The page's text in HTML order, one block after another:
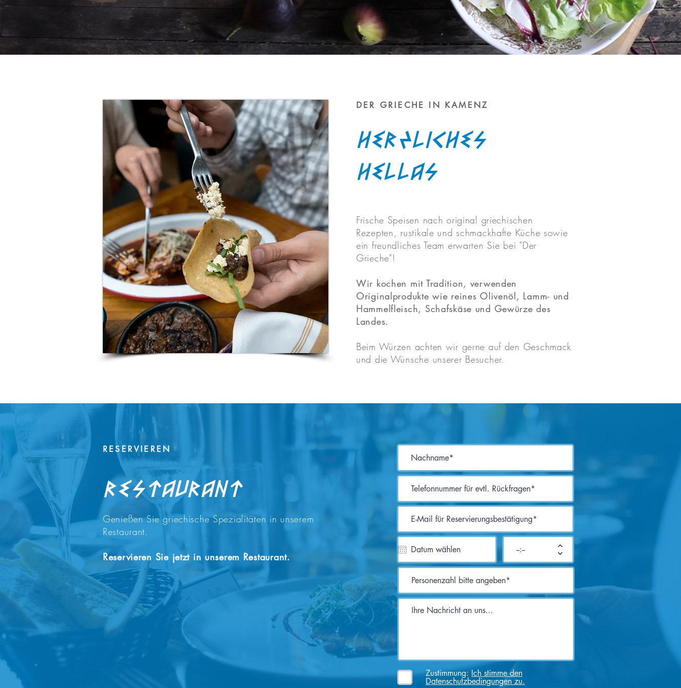
DER GRIECHE IN KAMENZ
Herzliches
Hellas
Frische Speisen nach original griechischen
Rezepten, rustikale und schmackhafte Küche sowie
ein freundliches Team erwarten Sie bei "Der
Grieche"!
Wir kochen mit Tradition, verwenden
Originalprodukte wie reines Olivenöl, Lamm- und
Hammelfleisch, Schafskäse und Gewürze des
Landes.
Beim Würzen achten wir gerne auf den Geschmack
und die Wünsche unserer Besucher.
RESERVIEREN
REStaurant
Genießen Sie griechische Spezialitäten in unserem
Restaurant.
Reservieren Sie jetzt in unserem Restaurant.
Zustimmung: Ich stimme den
Datenschutzbedingungen zu.